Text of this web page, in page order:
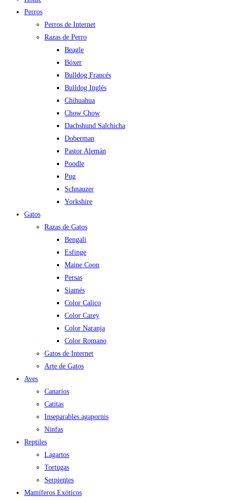
Perros
Perros de Internet
Razas de Perro
Beagle
Bóxer
Bulldog Francés
Bulldog Inglés
Chihuahua
Chow Chow
Dachshund Salchicha
Doberman
Pastor Alemán
Poodle
Pug
Schnauzer
Yorkshire
Gatos
Razas de Gatos
Bengalí
Esfinge
Maine Coon
Persas
Siamés
Color Calico
Color Carey
Color Naranja
Color Romano
Gatos de Internet
Arte de Gatos
Aves
Canarios
Catitas
Inseparables agapornis
Ninfas
Reptiles
Lagartos
Tortugas
Serpientes
Mamíferos Exóticos